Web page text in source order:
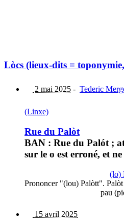
Lòcs (lieux-dits =
2 mai 2025 - Tederic
(Linxe)
Rue du Palòt
BAN : Rue du Palót ;
sur le o est erroné, et
(lo)
Prononcer "(lou) Palòtt".
pau
15 avril 2025